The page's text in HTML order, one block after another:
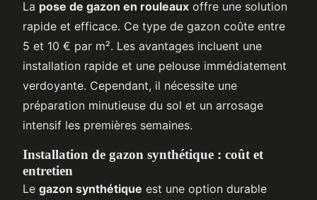
La pose de gazon en rouleaux offre une solution
rapide et efficace. Ce type de gazon coûte entre
5 et 10 € par m². Les avantages incluent une
installation rapide et une pelouse immédiatement
verdoyante. Cependant, il nécessite une
préparation minutieuse du sol et un arrosage
intensif les premières semaines.
Installation de gazon synthétique : coût et
entretien
Le gazon synthétique est une option durable